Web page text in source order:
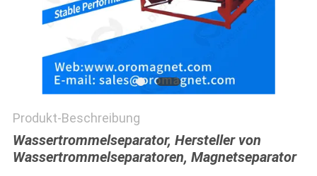
Produkt-Beschreibung
Wassertrommelseparator, Hersteller von
Wassertrommelseparatoren, Magnetseparator